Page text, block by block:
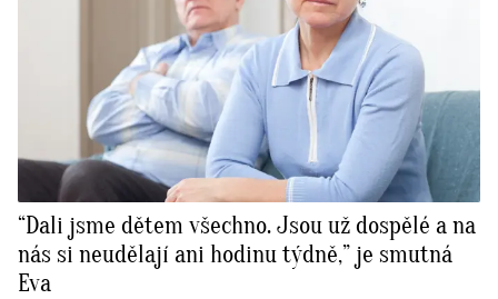
“Dali jsme dětem všechno. Jsou už dospělé a na
nás si neudělají ani hodinu týdně,” je smutná
Eva